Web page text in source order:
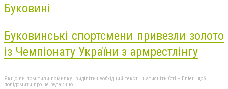
Буковині
Буковинські спортсмени привезли золото
із Чемпіонату України з армрестлінгу
Якщо ви помітили помилку, виділіть необхідний текст і натисніть Ctrl + Enter, щоб
повідомити про це редакцію